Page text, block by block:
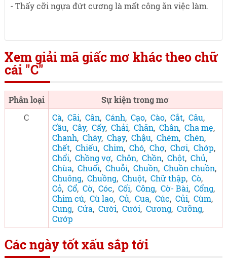
- Thấy cỡi ngựa đứt cương là mất công ăn việc làm.
Xem giải mã giấc mơ khác theo chữ
cái "C"
Phân loại
Sự kiện trong mơ
C
Cà, Cãi, Cân, Cánh, Cạo, Cào, Cắt, Câu,
Cầu, Cây, Cấy, Chải, Chăn, Chân, Cha mẹ,
Chanh, Cháy, Chạy, Chậu, Chém, Chén,
Chết, Chiếu, Chim, Chó, Chợ, Chơi, Chớp,
Chổi, Chồng vợ, Chôn, Chồn, Chột, Chủ,
Chùa, Chuối, Chuỗi, Chuồn, Chuồn chuồn,
Chuông, Chuồng, Chuột, Chữ thập, Cò,
Cỏ, Cổ, Cờ, Cóc, Cối, Công, Cờ- Bài, Cổng,
Chim cú, Cù lao, Củ, Cua, Cúc, Củi, Cùm,
Cung, Cửa, Cười, Cưới, Cương, Cưỡng,
Cướp
Các ngày tốt xấu sắp tới